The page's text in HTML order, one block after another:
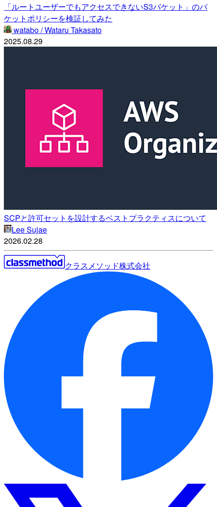
「ルートユーザーでもアクセスできないS3バケット」のバ
ケットポリシーを検証してみた
watabo / Wataru Takasato
2025.08.29
SCPと許可セットを設計するベストプラクティスについて
Lee Sujae
2026.02.28
クラスメソッド株式会社